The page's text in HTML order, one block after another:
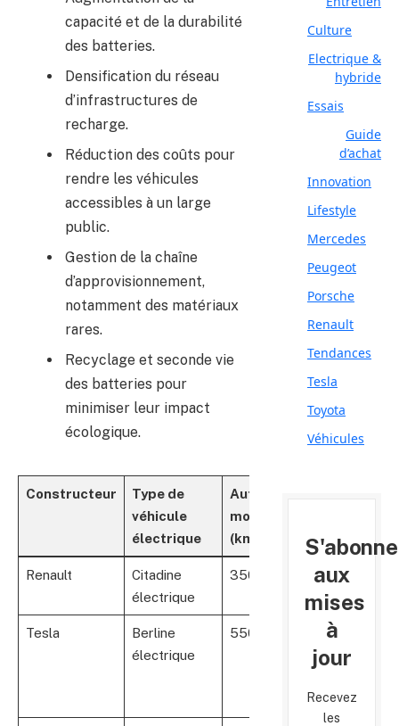
capacité et de la durabilité
des batteries.
Densification du réseau
d’infrastructures de
recharge.
Réduction des coûts pour
rendre les véhicules
accessibles à un large
public.
Gestion de la chaîne
d’approvisionnement,
notamment des matériaux
rares.
Recyclage et seconde vie
des batteries pour
minimiser leur impact
écologique.
Constructeur
Type de
véhicule
électrique
Autonomie
moyenne
(km)
Renault
Citadine
électrique
350
Batteries
lithium-ion
Tesla
Berline
électrique
550
Batterie à
haute
siliconée
Culture
Electrique &
hybride
Essais
Guide
d’achat
Innovation
Lifestyle
Mercedes
Peugeot
Porsche
Renault
Tendances
Tesla
Toyota
Véhicules
aux
mises
à
jour
Recevez
les